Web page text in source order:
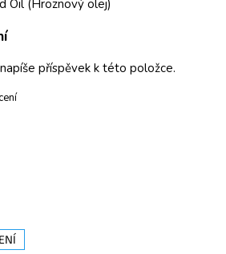
Oil (Hroznový olej)
příspěvek k této položce.